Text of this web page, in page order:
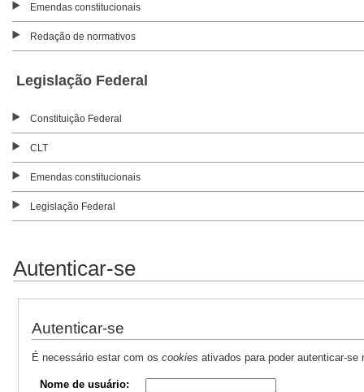
Emendas constitucionais
Redação de normativos
Legislação Federal
Constituição Federal
CLT
Emendas constitucionais
Legislação Federal
Autenticar-se
Autenticar-se
É necessário estar com os cookies ativados para poder autenticar-se
Nome de usuário: